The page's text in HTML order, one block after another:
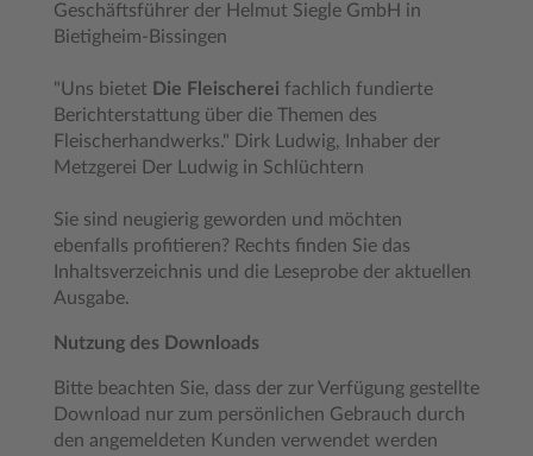
Geschäftsführer der Helmut Siegle GmbH in
Bietigheim-Bissingen
"Uns bietet Die Fleischerei fachlich fundierte
Berichterstattung über die Themen des
Fleischerhandwerks." Dirk Ludwig, Inhaber der
Metzgerei Der Ludwig in Schlüchtern
Sie sind neugierig geworden und möchten
ebenfalls profitieren? Rechts finden Sie das
Inhaltsverzeichnis und die Leseprobe der aktuellen
Ausgabe.
Nutzung des Downloads
Bitte beachten Sie, dass der zur Verfügung gestellte
Download nur zum persönlichen Gebrauch durch
den angemeldeten Kunden verwendet werden